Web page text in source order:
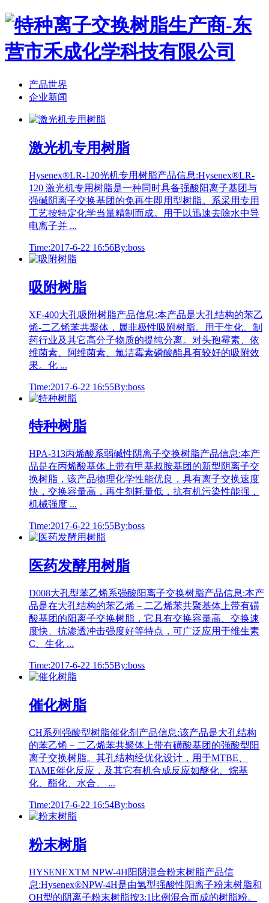
产品世界
企业新闻
激光机专用树脂
Hysenex®LR-120光机专用树脂产品信息:Hysenex®LR-
120 激光机专用树脂是一种同时具备强酸阳离子基团与
强碱阴离子交换基团的免再生即用型树脂。系采用专用
工艺按特定化学当量精制而成。用于以迅速去除水中导
电离子并 ...
Time:2017-6-22 16:56By:boss
吸附树脂
XF-400大孔吸附树脂产品信息:本产品是大孔结构的苯乙
烯-二乙烯苯共聚体，属非极性吸附树脂。用于生化、制
药行业及其它高分子物质的提纯分离。对头孢霉素、依
维菌素、阿维菌素、氯洁霉素磷酸酯具有较好的吸附效
果。化 ...
Time:2017-6-22 16:55By:boss
特种树脂
HPA-313丙烯酸系弱碱性阴离子交换树脂产品信息:本产
品是在丙烯酸基体上带有甲基叔胺基团的新型阴离子交
换树脂，该产品物理化学性能优良，具有离子交换速度
快，交换容量高，再生剂耗量低，抗有机污染性能强，
机械强度 ...
Time:2017-6-22 16:55By:boss
医药发酵用树脂
D008大孔型苯乙烯系强酸阳离子交换树脂产品信息:本产
品是在大孔结构的苯乙烯－二乙烯苯共聚基体上带有磺
酸基团的阳离子交换树脂，它具有交换容量高、交换速
度快、抗渗透冲击强度好等特点，可广泛应用于维生素
C、生化 ...
Time:2017-6-22 16:55By:boss
催化树脂
CH系列强酸型树脂催化剂产品信息:该产品是大孔结构
的苯乙烯－二乙烯苯共聚体上带有磺酸基团的强酸型阳
离子交换树脂。其孔结构经优化设计，用于MTBE、
TAME催化反应，及其它有机合成反应如醚化、烷基
化、酯化、水合、 ...
Time:2017-6-22 16:54By:boss
粉末树脂
HYSENEXTM NPW-4H阳阴混合粉末树脂产品信
息:Hysenex®NPW-4H是由氢型强酸性阳离子粉末树脂和
OH型的阴离子粉末树脂按3:1比例混合而成的树脂粉。